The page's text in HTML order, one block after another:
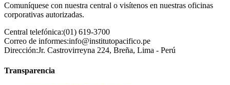
Comuníquese con nuestra central o visítenos en nuestras oficinas
corporativas autorizadas.
Central telefónica:(01) 619-3700
Correo de informes:info@institutopacifico.pe
Dirección:Jr. Castrovirreyna 224, Breña, Lima - Perú
Transparencia